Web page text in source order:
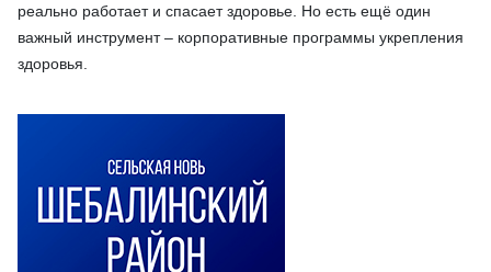
реально работает и спасает здоровье. Но есть ещё один
важный инструмент – корпоративные программы укрепления
здоровья.